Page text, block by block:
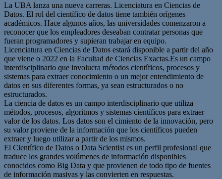
La UBA lanza una nueva carreras. Licenciatura en Ciencias de
Datos. El rol del científico de datos tiene también orígenes
académicos. Hace algunos años, las universidades comenzaron a
reconocer que los empleadores deseaban contratar personas que
fueran programadores y supieran trabajar en equipo.
Licenciatura en Ciencias de Datos estará disponible a partir del año
que viene o 2022 en la Facultad de Ciencias Exactas.Es un campo
interdisciplinario que involucra métodos científicos, procesos y
sistemas para extraer conocimiento o un mejor entendimiento de
datos en sus diferentes formas, ya sean estructurados o no
estructurados.
La ciencia de datos es un campo interdisciplinario que utiliza
métodos, procesos, algoritmos y sistemas científicos para extraer
valor de los datos. Los datos son el cimiento de la innovación, pero
su valor proviene de la información que los científicos pueden
extraer y luego utilizar a partir de los mismos.
El Científico de Datos o Data Scientist es un perfil profesional que
traduce los grandes volúmenes de información disponibles
conocidos como Big Data y que provienen de todo tipo de fuentes
de información masivas y las convierten en respuestas.